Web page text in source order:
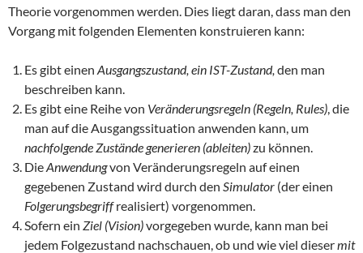
Theorie vorgenommen werden. Dies liegt daran, dass man den
Vorgang mit folgenden Elementen konstruieren kann:
Es gibt einen Ausgangszustand, ein IST-Zustand, den man
beschreiben kann.
Es gibt eine Reihe von Veränderungsregeln (Regeln, Rules), die
man auf die Ausgangssituation anwenden kann, um
nachfolgende Zustände generieren (ableiten)zu können.
DieAnwendungvon Veränderungsregeln auf einen
gegebenen Zustand wird durch den Simulator (der einen
Folgerungsbegriffrealisiert) vorgenommen.
Sofern ein Ziel (Vision)vorgegeben wurde, kann man bei
jedem Folgezustand nachschauen, ob und wie viel diesermit